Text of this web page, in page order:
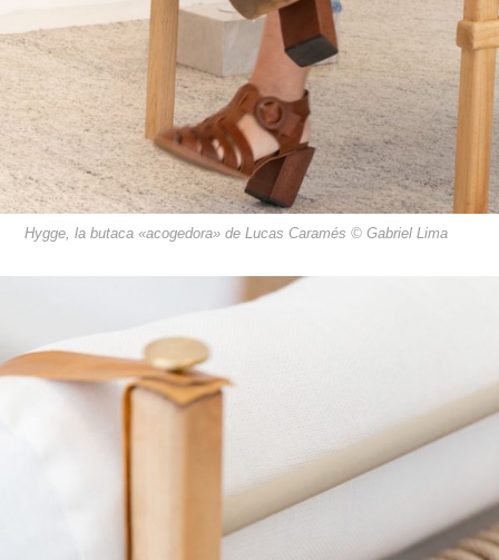
Hygge, la butaca «acogedora» de Lucas Caramés © Gabriel Lima